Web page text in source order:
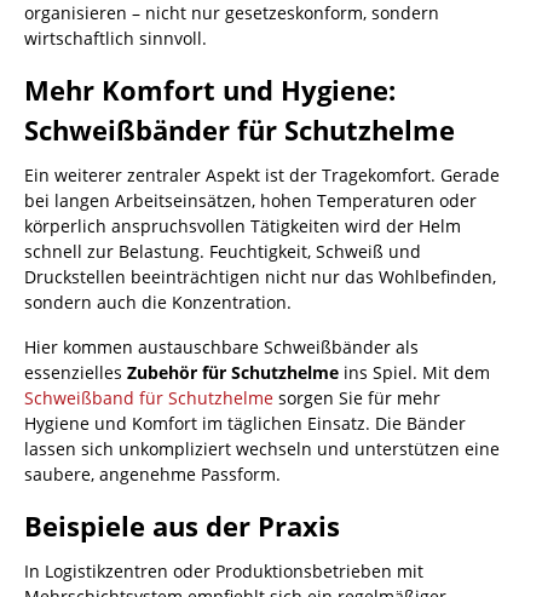
organisieren – nicht nur gesetzeskonform, sondern
wirtschaftlich sinnvoll.
Mehr Komfort und Hygiene:
Schweißbänder für Schutzhelme
Ein weiterer zentraler Aspekt ist der Tragekomfort. Gerade
bei langen Arbeitseinsätzen, hohen Temperaturen oder
körperlich anspruchsvollen Tätigkeiten wird der Helm
schnell zur Belastung. Feuchtigkeit, Schweiß und
Druckstellen beeinträchtigen nicht nur das Wohlbefinden,
sondern auch die Konzentration.
Hier kommen austauschbare Schweißbänder als
essenzielles Zubehör für Schutzhelme ins Spiel. Mit dem
Schweißband für Schutzhelme sorgen Sie für mehr
Hygiene und Komfort im täglichen Einsatz. Die Bänder
lassen sich unkompliziert wechseln und unterstützen eine
saubere, angenehme Passform.
Beispiele aus der Praxis
In Logistikzentren oder Produktionsbetrieben mit